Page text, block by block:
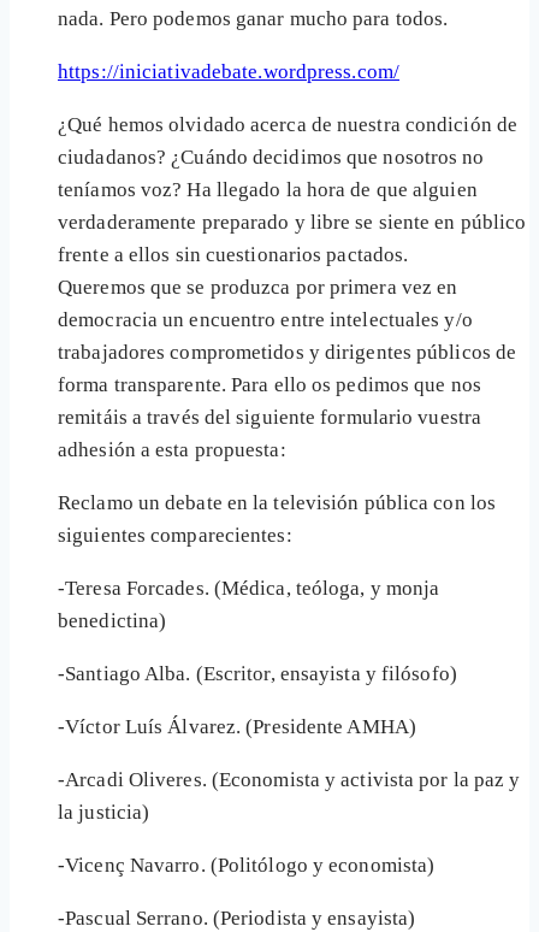
nada. Pero podemos ganar mucho para todos.
https://iniciativadebate.wordpress.com/
¿Qué hemos olvidado acerca de nuestra condición de
ciudadanos? ¿Cuándo decidimos que nosotros no
teníamos voz? Ha llegado la hora de que alguien
verdaderamente preparado y libre se siente en público
frente a ellos sin cuestionarios pactados.
Queremos que se produzca por primera vez en
democracia un encuentro entre intelectuales y/o
trabajadores comprometidos y dirigentes públicos de
forma transparente. Para ello os pedimos que nos
remitáis a través del siguiente formulario vuestra
adhesión a esta propuesta:
Reclamo un debate en la televisión pública con los
siguientes comparecientes:
-Teresa Forcades. (Médica, teóloga, y monja
benedictina)
-Santiago Alba. (Escritor, ensayista y filósofo)
-Víctor Luís Álvarez. (Presidente AMHA)
-Arcadi Oliveres. (Economista y activista por la paz y
la justicia)
-Vicenç Navarro. (Politólogo y economista)
-Pascual Serrano. (Periodista y ensayista)